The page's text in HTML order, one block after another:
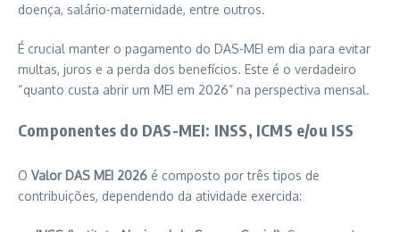
doença, salário-maternidade, entre outros.
É crucial manter o pagamento do DAS-MEI em dia para evitar
multas, juros e a perda dos benefícios. Este é o verdadeiro
“quanto custa abrir um MEI em 2026” na perspectiva mensal.
Componentes do DAS-MEI: INSS, ICMS e/ou ISS
O Valor DAS MEI 2026 é composto por três tipos de
contribuições, dependendo da atividade exercida: